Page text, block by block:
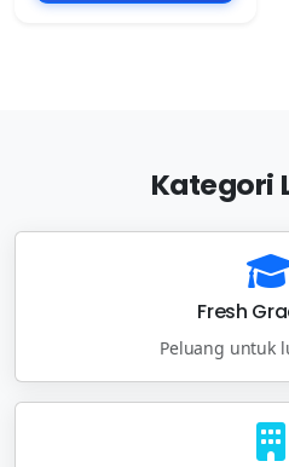
Kategori
Fresh
Peluang untuk